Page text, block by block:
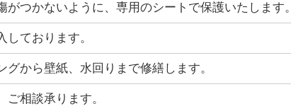
つかないように、専用のシートで保護いたします。
ております。
から壁紙、水回りまで修繕します。
相談承ります。